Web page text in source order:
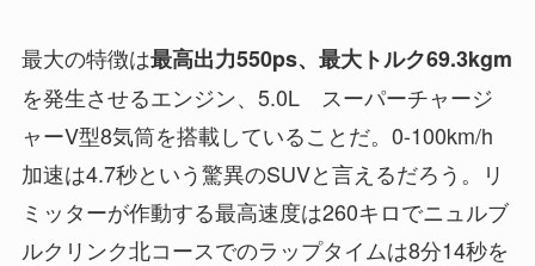
最大の特徴は最高出力550ps、最大トルク69.3kgm
を発生させるエンジン、5.0L スーパーチャージ
ャーV型8気筒を搭載していることだ。0-100km/h
加速は4.7秒という驚異のSUVと言えるだろう。リ
ミッターが作動する最高速度は260キロでニュルブ
ルクリンク北コースでのラップタイムは8分14秒を